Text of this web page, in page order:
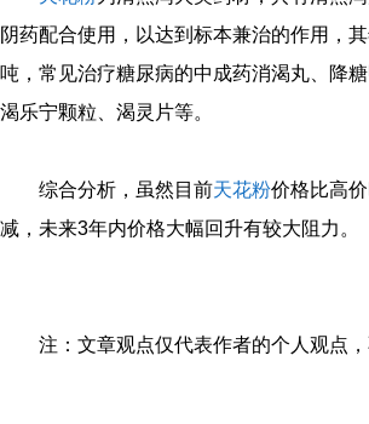
阴药配合使用，以达到标本兼治的作用，
吨，常见治疗糖尿病的中成药消渴丸、降
渴乐宁颗粒、渴灵片等。
综合分析，虽然目前天花粉价格比高
减，未来3年内价格大幅回升有较大阻力。
注：文章观点仅代表作者的个人观点